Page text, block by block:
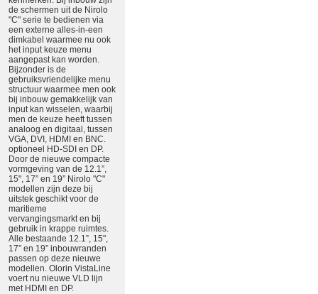
de schermen uit de Nirolo
"C" serie te bedienen via
een externe alles-in-een
dimkabel waarmee nu ook
het input keuze menu
aangepast kan worden.
Bijzonder is de
gebruiksvriendelijke menu
structuur waarmee men ook
bij inbouw gemakkelijk van
input kan wisselen, waarbij
men de keuze heeft tussen
analoog en digitaal, tussen
VGA, DVI, HDMI en BNC.
optioneel HD-SDI en DP.
Door de nieuwe compacte
vormgeving van de 12.1”,
15", 17” en 19” Nirolo "C"
modellen zijn deze bij
uitstek geschikt voor de
maritieme
vervangingsmarkt en bij
gebruik in krappe ruimtes.
Alle bestaande 12.1”, 15",
17” en 19” inbouwranden
passen op deze nieuwe
modellen. Olorin VistaLine
voert nu nieuwe VLD lijn
met HDMI en DP.